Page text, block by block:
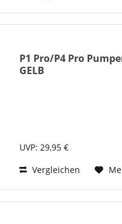
P1 Pro/P4 Pro
GELB
UVP: 29,95 €
Vergleichen